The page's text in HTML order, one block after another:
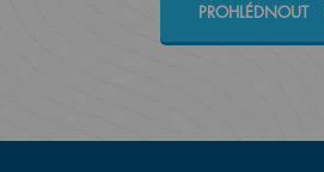
PROHLÉDNOUT